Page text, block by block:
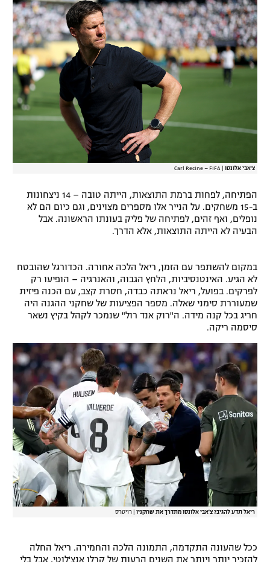
תקנון פעילות ספורט 1
רשיון להקרנה פומבית לבית עסק
הצטרפות לחבילת הערוצים
לוח דרושים – ג'ובנט
צ'אבי אלונסו Carl Recine – FIFA
הפתיחה, לפחות ברמת התוצאות, הייתה טובה – 14 ניצחונות
ב-15 משחקים. על הנייר אלו מספרים מצוינים, וגם כיום הם לא
נופלים, ואף זהים, לפתיחה של פליק בעונתו הראשונה. אבל
הבעיה לא הייתה התוצאות, אלא הדרך.
במקום להשתפר עם הזמן, ריאל הלכה אחורה. הכדורגל שהובטח
לא הגיע. האינטנסיביות, הלחץ הגבוה, והאנרגיה – הופיעו רק
לפרקים. בפועל, ריאל נראתה כבדה, חסרת קצב, עם הכנה פיזית
שמעוררת סימני שאלה. מספר הפציעות של שחקני ההגנה היה
חריג בכל קנה מידה. ה"רוק אנד רול" שנמכר לקהל בקיץ נשאר
סיסמה ריקה.
ריאל תדע להגיב? צ'אבי אלונסו מתדרך את שחקניו רויטרס
ככל שהעונה התקדמה, התמונה הלכה והחמירה. ריאל החלה
להזכיר יותר ויותר את השנים הרעות של קרלו אנצ'לוטי, אבל בלי